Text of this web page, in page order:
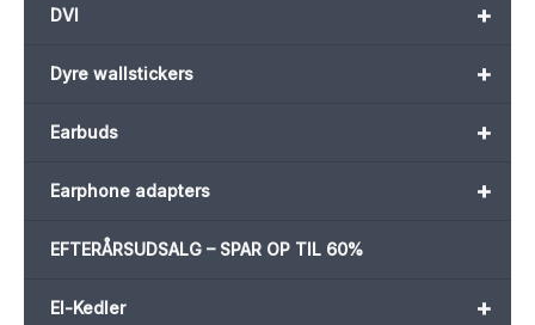
+
DVI
+
Dyre wallstickers
+
Earbuds
+
Earphone adapters
EFTERÅRSUDSALG – SPAR OP TIL 60%
+
El-Kedler